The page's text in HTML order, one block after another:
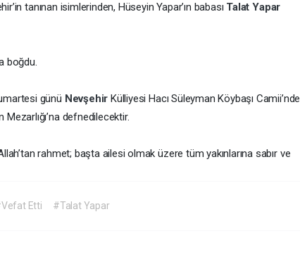
tanınan isimlerinden, Hüseyin Yapar’ın babası Talat Yapar
boğdu.
günü Nevşehir Külliyesi Hacı Süleyman Köybaşı Camii’nde
Mezarlığı’na defnedilecektir.
rahmet; başta ailesi olmak üzere tüm yakınlarına sabır ve
Etti #Talat Yapar